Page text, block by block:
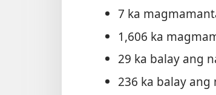
7 ka
1,606 ka
29 ka balay ang
236 ka balay